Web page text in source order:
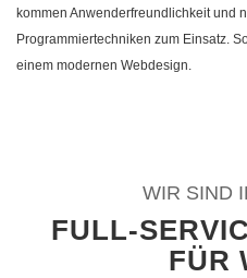
kommen Anwenderfreundlichkeit und
Programmiertechniken zum Einsatz.
einem modernen Webdesign.
WIR SIND
FULL-
FÜR